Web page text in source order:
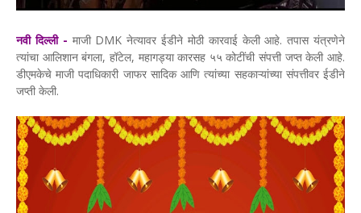
नवी दिल्ली - माजी DMK नेत्यावर ईडीने मोठी कारवाई केली आहे. तपास यंत्रणेने
त्यांचा आलिशान बंगला, हॉटेल, महागड्या कारसह ५५ कोटींची संपत्ती जप्त केली आहे.
डीएमकेचे माजी पदाधिकारी जाफर सादिक आणि त्यांच्या सहकाऱ्यांच्या संपत्तीवर ईडीने
जप्ती केली.